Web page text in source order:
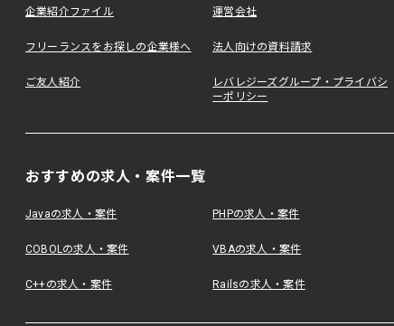
企業紹介ファイル 運営会社
フリーランスをお探しの企業様へ 法人向けの資料請求
ご友人紹介
レバレジーズグループ・プライバシ
ーポリシー
おすすめの求人・案件一覧
Javaの求人・案件 PHPの求人・案件
COBOLの求人・案件 VBAの求人・案件
C++の求人・案件 Railsの求人・案件